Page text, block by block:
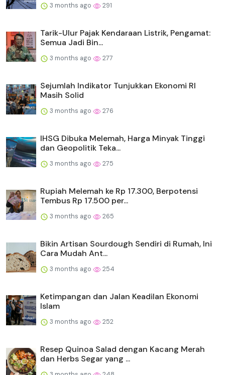
3 months ago 291
Tarik-Ulur Pajak Kendaraan Listrik, Pengamat:
Semua Jadi Bin...
3 months ago 277
Sejumlah Indikator Tunjukkan Ekonomi RI
Masih Solid
3 months ago 276
IHSG Dibuka Melemah, Harga Minyak Tinggi
dan Geopolitik Teka...
3 months ago 275
Rupiah Melemah ke Rp 17.300, Berpotensi
Tembus Rp 17.500 per...
3 months ago 265
Bikin Artisan Sourdough Sendiri di Rumah, Ini
Cara Mudah Ant...
3 months ago 254
Ketimpangan dan Jalan Keadilan Ekonomi
Islam
3 months ago 252
Resep Quinoa Salad dengan Kacang Merah
dan Herbs Segar yang ...